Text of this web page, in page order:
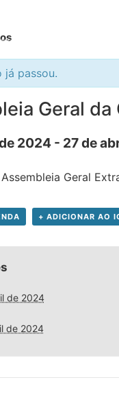
já passou.
Geral da
2024 - 27 de
Assembleia Geral
+ ADICIONAR AO
de 2024
de 2024